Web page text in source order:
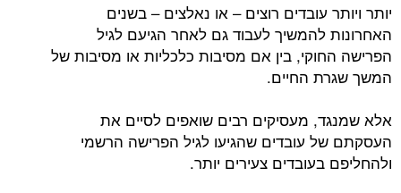
יותר ויותר עובדים רוצים – או נאלצים – בשנים
האחרונות להמשיך לעבוד גם לאחר הגיעם לגיל
הפרישה החוקי, בין אם מסיבות כלכליות או מסיבות של
המשך שגרת החיים.
אלא שמנגד, מעסיקים רבים שואפים לסיים את
העסקתם של עובדים שהגיעו לגיל הפרישה הרשמי
ולהחליפם בעובדים צעירים יותר.